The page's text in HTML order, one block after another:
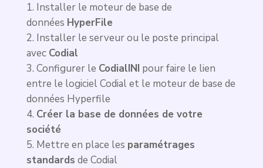
Installer le moteur de base de
données HyperFile
Installer le serveur ou le poste principal
avec Codial
Configurer le CodialINI pour faire le lien
entre le logiciel Codial et le moteur de base de
données Hyperfile
Créer la base de données de votre
société
Mettre en place les paramétrages
standards de Codial